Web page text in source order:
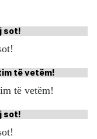
të vetëm!